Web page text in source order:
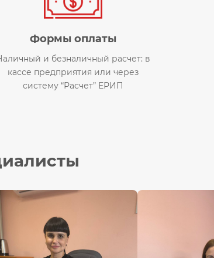
Формы оплаты
и безналичный расчет: в
кассе предприятия или через
систему “Расчет” ЕРИП